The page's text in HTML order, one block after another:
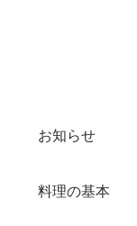
お知らせ
料理の基本